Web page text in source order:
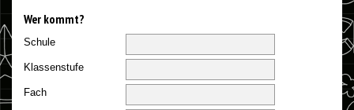
Wer kommt?
Schule
Klassenstufe
Fach